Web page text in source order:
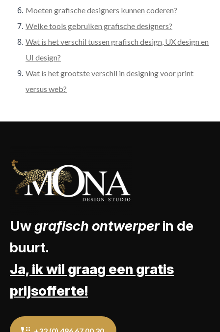
Moeten grafische designers kunnen coderen?
Welke tools gebruiken grafische designers?
Wat is het verschil tussen grafisch design, UX design en
UI design?
Wat is het grootste verschil in designing voor print
versus web?
Uwgrafisch ontwerperin de
buurt.
Ja, ik wil graag een gratis
prijsofferte!